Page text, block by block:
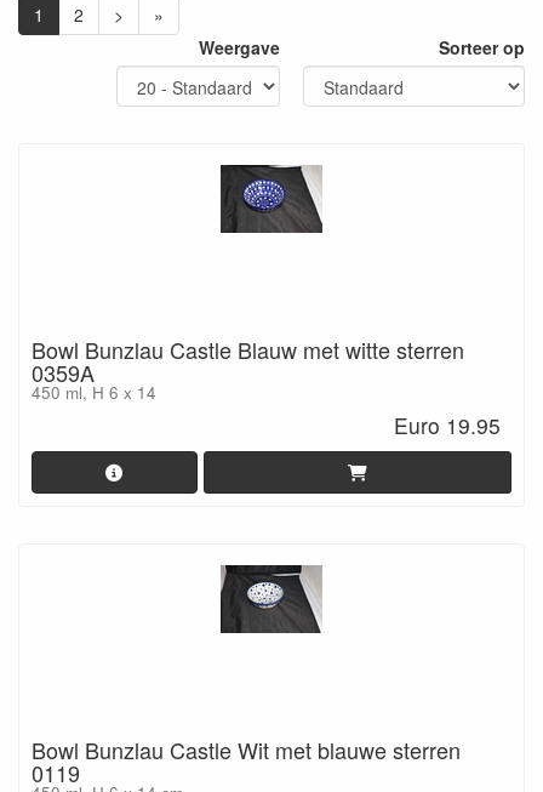
1 2 >
»
Weergave
Sorteer op
Bowl Bunzlau Castle Blauw met witte sterren
0359A
450 ml, H 6 x 14
Euro 19.95
Bowl Bunzlau Castle Wit met blauwe sterren
0119